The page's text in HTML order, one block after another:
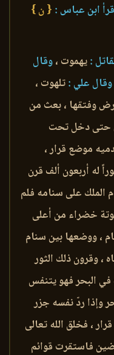
ابن عباس : { ن }
:يهموت ،وقال
وقال علي :تلهوت ،
وفتقها ، بعث من
حتى دخل تحت
موضع قرار ،
له أربعون ألف قرن
الملك على سنامه فلم
خضراء من أعلى
، ووضعها بين سنام
، وقرون ذلك الثور
البحر فهو يتنفس
وإذا ردّ نفسه جزر
، فخلق الله تعالى
فاستقرت قوائم